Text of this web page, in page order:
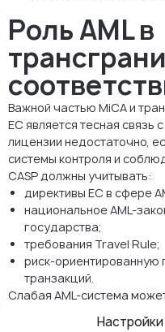
Настройки
Роль AML в
Важной частью MiCA и
ЕС является тесная связь
лицензии недостаточно,
системы контроля и
CASP должны учитывать:
директивы ЕС в сфере
национальное AML-
государства;
требования Travel Rule;
риск-ориентированную
транзакций.
Слабая AML-система